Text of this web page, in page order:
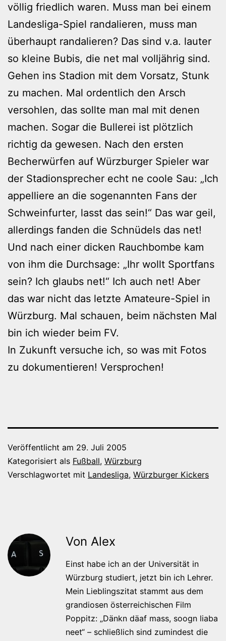
völlig friedlich waren. Muss man bei einem
Landesliga-Spiel randalieren, muss man
überhaupt randalieren? Das sind v.a. lauter
so kleine Bubis, die net mal volljährig sind.
Gehen ins Stadion mit dem Vorsatz, Stunk
zu machen. Mal ordentlich den Arsch
versohlen, das sollte man mal mit denen
machen. Sogar die Bullerei ist plötzlich
richtig da gewesen. Nach den ersten
Becherwürfen auf Würzburger Spieler war
der Stadionsprecher echt ne coole Sau: „Ich
appelliere an die sogenannten Fans der
Schweinfurter, lasst das sein!“ Das war geil,
allerdings fanden die Schnüdels das net!
Und nach einer dicken Rauchbombe kam
von ihm die Durchsage: „Ihr wollt Sportfans
sein? Ich glaubs net!“ Ich auch net! Aber
das war nicht das letzte Amateure-Spiel in
Würzburg. Mal schauen, beim nächsten Mal
bin ich wieder beim FV.
In Zukunft versuche ich, so was mit Fotos
zu dokumentieren! Versprochen!
Veröffentlicht am 29. Juli 2005
Kategorisiert als Fußball, Würzburg
Verschlagwortet mit Landesliga, Würzburger Kickers
Von Alex
Einst habe ich an der Universität in
Würzburg studiert, jetzt bin ich Lehrer.
Mein Lieblingszitat stammt aus dem
grandiosen österreichischen Film
Poppitz: „Dänkn däaf mass, soogn liaba
neet“ – schließlich sind zumindest die